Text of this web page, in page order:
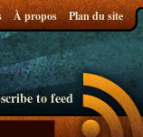
À propos Plan du site
to feed